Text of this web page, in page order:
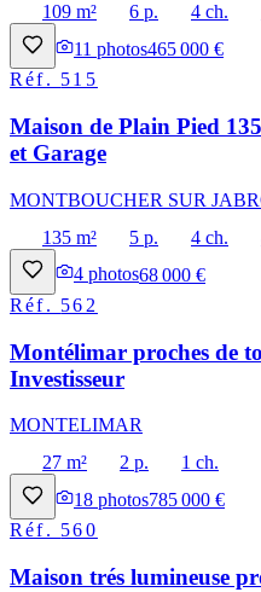
109 m²
6 p. 4 ch.
11 photos465 000 €
Réf. 515
Maison de Plain Pied
et Garage
MONTBOUCHER SUR
135 m²
5 p. 4 ch.
4 photos68 000 €
Réf. 562
Montélimar proches de
Investisseur
MONTELIMAR
27 m²
2 p.
1 ch.
18 photos785 000 €
Réf. 560
Maison trés lumineuse